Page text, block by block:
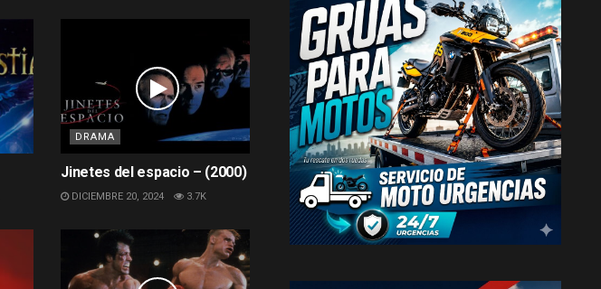
DRAMA
Jinetes del espacio – (2000)
DICIEMBRE 20, 2024 3.7K